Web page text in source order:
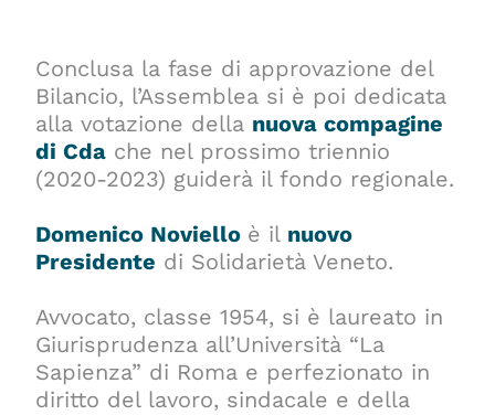
Conclusa la fase di approvazione del
Bilancio, l’Assemblea si è poi dedicata
alla votazione della nuova compagine
di Cda che nel prossimo triennio
(2020-2023) guiderà il fondo regionale.
Domenico Noviello è il nuovo
Presidente di Solidarietà Veneto.
Avvocato, classe 1954, si è laureato in
Giurisprudenza all’Università “La
Sapienza” di Roma e perfezionato in
diritto del lavoro, sindacale e della